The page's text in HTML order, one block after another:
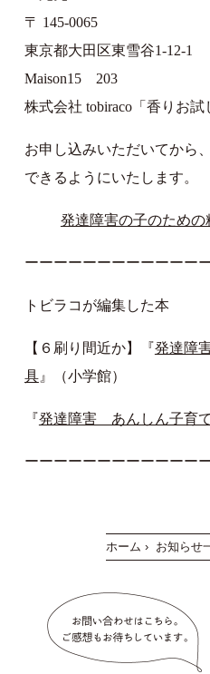
〒 145-0065
東京都大田区東雪谷1-12-1
Maison15 203
株式会社 tobiraco「香りお試
お申し込みいただいてから
できるようにいたします。
発達障害の子のための
ーーーーーーーーーーーー
トビラコが編集した本
【６刷り間近か】『発達障
具』（小学館）
『発達障害 あんしん子育
ーーーーーーーーーーーー
ホーム › お知らせ